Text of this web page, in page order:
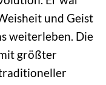
und Geist
weiterleben. Die
größter